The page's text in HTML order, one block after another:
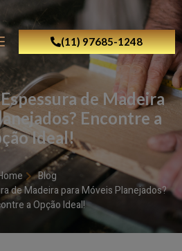
(11) 97685-1248
de Madeira
Encontre a
Ideal!
Blog
de Madeira para Móveis Planejados?
a Opção Ideal!